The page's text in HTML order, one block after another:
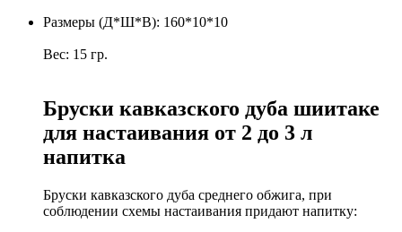
Размеры (Д*Ш*В): 160*10*10
Вес: 15 гр.
Бруски кавказского дуба шиитаке
для настаивания от 2 до 3 л
напитка
Бруски кавказского дуба среднего обжига, при
соблюдении схемы настаивания придают напитку: